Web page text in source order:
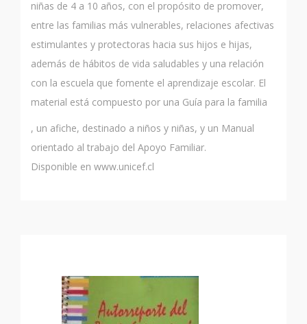
niñas de 4 a 10 años, con el propósito de promover,
entre las familias más vulnerables, relaciones afectivas
estimulantes y protectoras hacia sus hijos e hijas,
además de hábitos de vida saludables y una relación
con la escuela que fomente el aprendizaje escolar. El
material está compuesto por una Guía para la familia
, un afiche, destinado a niños y niñas, y un Manual
orientado al trabajo del Apoyo Familiar.
Disponible en www.unicef.cl